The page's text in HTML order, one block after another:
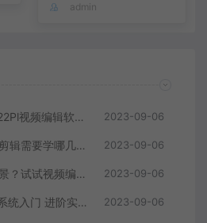
admin
Adobe Prelude CC2022Pl视频编辑软件中文直装版 2023-09-06
萌新小白的提问，影视剪辑需要学哪几个软件？ 2023-09-06
怎样给自己的视频换背景？试试视频编辑软件 2023-09-06
(超清)2023 React 18 系统入门 进阶实战《欢乐购》 2023-09-06